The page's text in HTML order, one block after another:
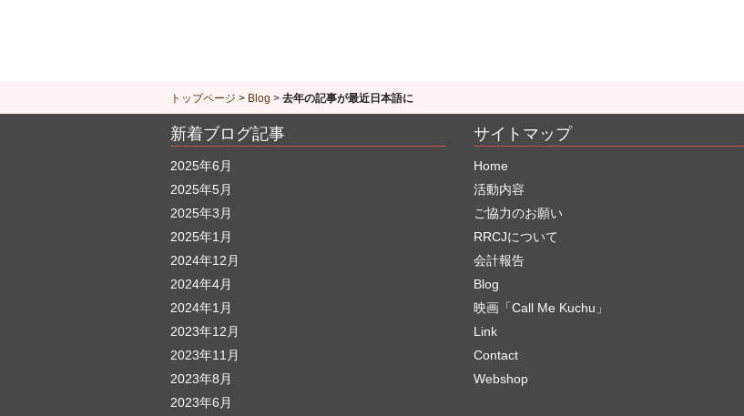
トップページ > Blog > 去年の記事が最近日本語に
新着ブログ記事
2025年6月
2025年5月
2025年3月
2025年1月
2024年12月
2024年4月
2024年1月
2023年12月
2023年11月
2023年8月
2023年6月
サイトマップ
Home
活動内容
ご協力のお願い
RRCJについて
会計報告
Blog
映画「Call Me Kuchu」
Link
Contact
Webshop